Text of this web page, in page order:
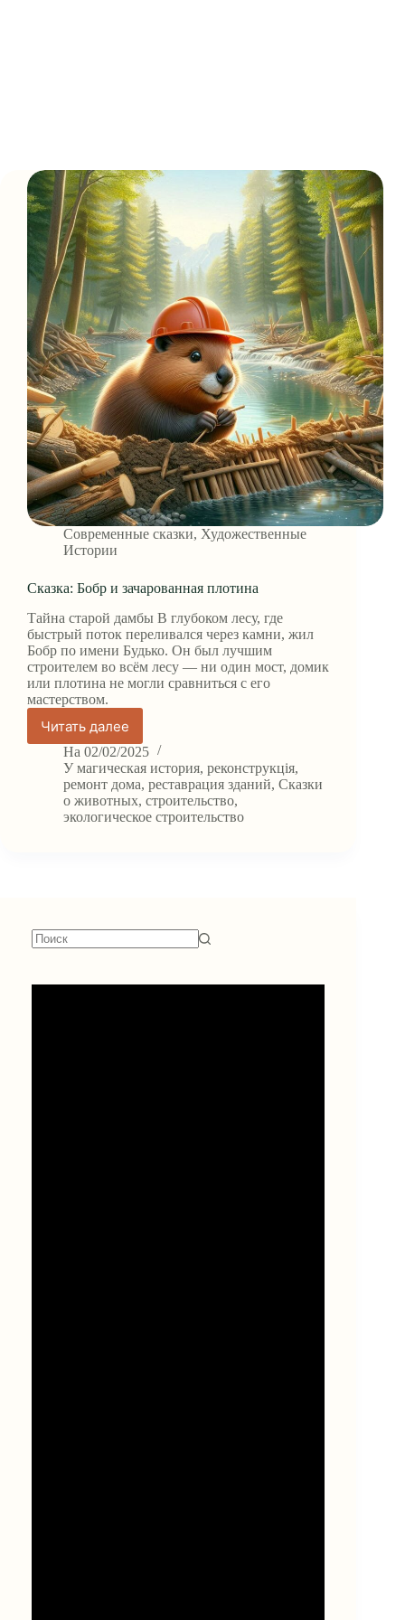
Современные сказки, Художественные
Истории
Сказка: Бобр и зачарованная плотина
Тайна старой дамбы В глубоком лесу, где
быстрый поток переливался через камни, жил
Бобр по имени Будько. Он был лучшим
строителем во всём лесу — ни один мост, домик
или плотина не могли сравниться с его
мастерством.
Читать далее
Сказка:
Бобр
и
зачарованная
плотина
На 02/02/2025
У магическая история,реконструкція,
ремонт дома, реставрация зданий, Сказки
о животных, строительство,
экологическое строительство
найдено